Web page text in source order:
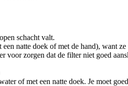
schacht valt.
natte doek of met de hand), want
voor zorgen dat de filter niet goed
of met een natte doek. Je moet